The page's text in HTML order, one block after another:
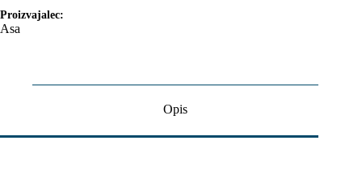
Proizvajalec:
Asa
Opis